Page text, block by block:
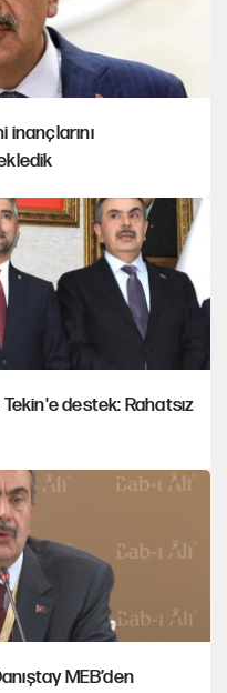
inançlarını
destek: Rahatsız
MEB’den